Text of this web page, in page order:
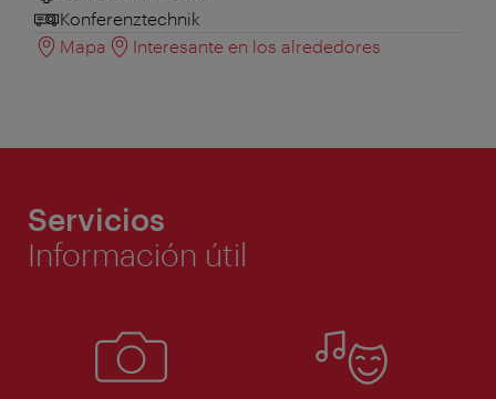
Konferenztechnik
Mapa
Interesante en los alrededores
Servicios
Información útil